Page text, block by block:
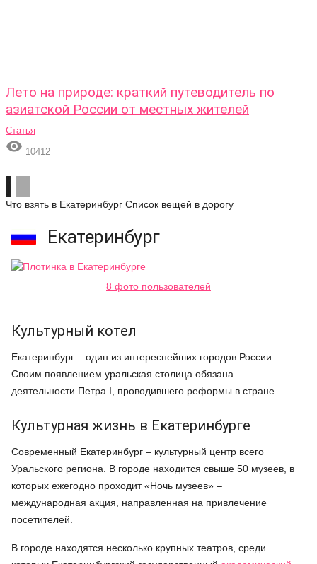
Лето на природе: краткий путеводитель по
азиатской России от местных жителей
Статья
 10412
Что взять в Екатеринбург Список вещей в дорогу
Екатеринбург
8 фото пользователей
Культурный котел
Екатеринбург – один из интереснейших городов России.
Своим появлением уральская столица обязана
деятельности Петра I, проводившего реформы в стране.
Культурная жизнь в Екатеринбурге
Современный Екатеринбург – культурный центр всего
Уральского региона. В городе находится свыше 50 музеев, в
которых ежегодно проходит «Ночь музеев» –
международная акция, направленная на привлечение
посетителей.
В городе находятся несколько крупных театров, среди